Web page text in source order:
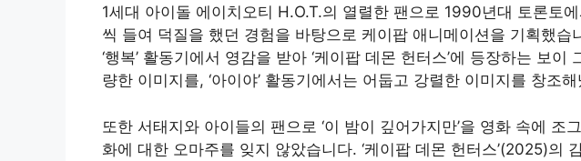
1세대 아이돌 에이치오티 H.O.T.의 열렬한 팬으로 1990년대 토론토
씩 들여 덕질을 했던 경험을 바탕으로 케이팝 애니메이션을 기획했습
‘행복’ 활동기에서 영감을 받아 ‘케이팝 데몬 헌터스’에 등장하는 보이
량한 이미지를, ‘아이야’ 활동기에서는 어둡고 강렬한 이미지를 창조
또한 서태지와 아이들의 팬으로 ‘이 밤이 깊어가지만’을 영화 속에 조
화에 대한 오마주를 잊지 않았습니다. ‘케이팝 데몬 헌터스’(2025)의